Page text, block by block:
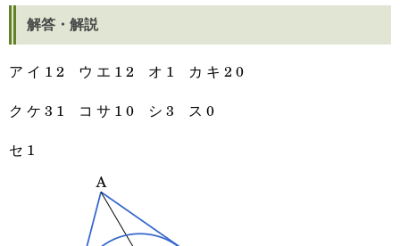
解答・解説
ア イ 1 2 ウ エ 1 2 オ 1 カ キ 2 0
ク ケ 3 1 コ サ 1 0 シ 3 ス 0
セ 1